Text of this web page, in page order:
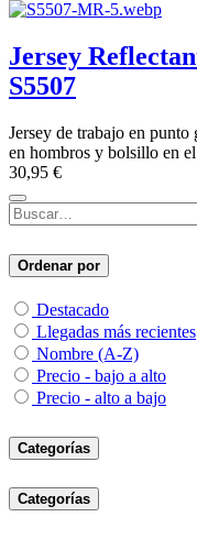
Jersey
S5507
Jersey de trabajo en punto
en hombros y bolsillo en
30,95 €
Ordenar por
Destacado
Llegadas más recientes
Nombre (A-Z)
Precio - bajo a alto
Precio - alto a bajo
Categorías
Categorías